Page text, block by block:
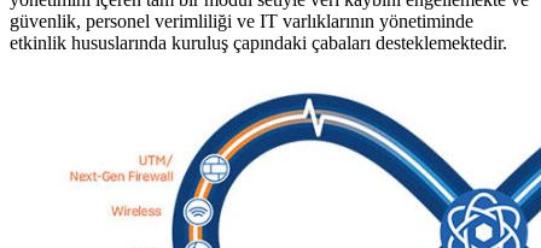
güvenlik, personel verimliliği ve IT varlıklarının yönetiminde
etkinlik hususlarında kuruluş çapındaki çabaları desteklemektedir.